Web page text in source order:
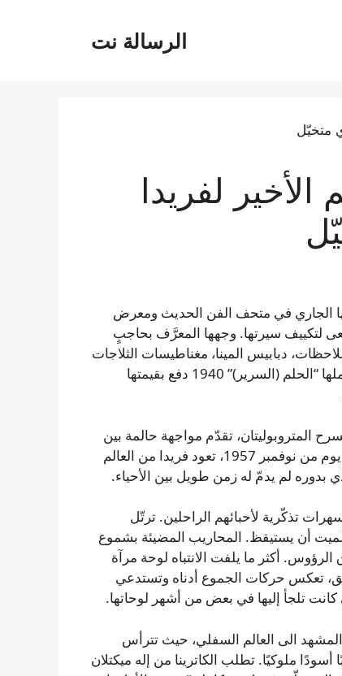
الرسالة نت
الأخير لفريدا
الجاري في متحف الفن الحديث ومعرض
لتكييف سيرتها. وجهها المعرَّف بحاجبٍ
دبابيس المينا، مغناطيسات الثلاجات
وملصقات غرف النوم في جامعات ومدن العالم. ومزاد حديث لعملها “الحلم (السرير)” 1940 دفع بقيمتها
المتروبوليتان، تقدّم مواجهة حالمة بين
اثنين من الرسامين الأشهر. الفكرة تبدو بسيطة في ظاهرها: في يوم من نوفمبر 1957، تعود فريدا من العالم
بدوره لم يدمّ له زمن طويل بين الأحياء.
تذكّرية لأحبائهم الراحلين. ترتّل
أن يستيقظ. المحاريب المضيئة بشموع
أكثر ما يلفت الانتباه لوحة مرآة
تعكس حركات الجموع أدناه وتستدعي
كانت تلجأ إليها في بعض من أشهر لوحاتها.
المشهد الى العالم السفلي، حيث تترأس
أسودًا ملوكيًا. تطلب الكاترينا من إله ميكتلان